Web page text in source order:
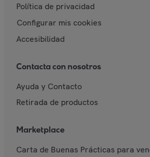
Política de privacidad
Configurar mis cookies
Accesibilidad
Contacta con nosotros
Ayuda y Contacto
Retirada de productos
Marketplace
Carta de Buenas Prácticas para